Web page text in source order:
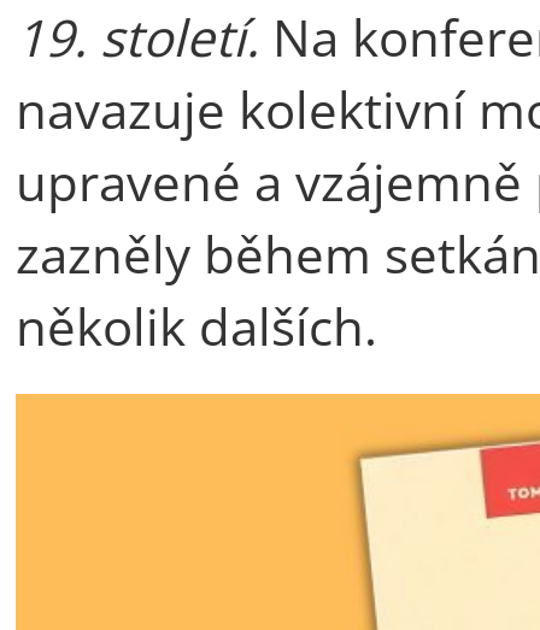
19. století. Na
navazuje kolektivní
upravené a
zazněly během
několik dalších.